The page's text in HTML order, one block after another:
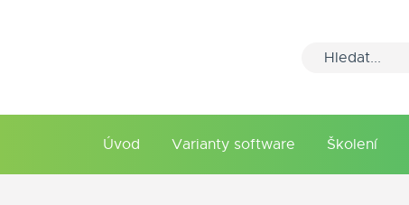
Úvod Varianty software Školení